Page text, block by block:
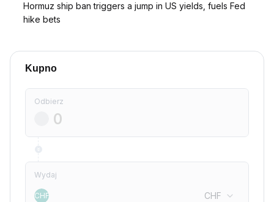
Hormuz ship ban triggers a jump in US yields, fuels Fed
hike bets
Kupno
Odbierz
Wydaj
CHF CHF